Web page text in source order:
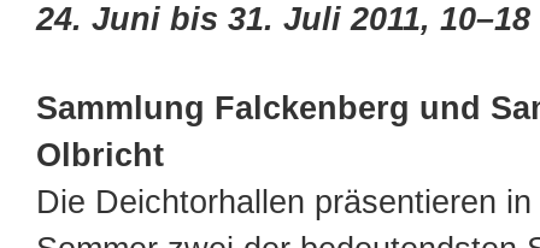
24. Juni bis 31. Juli 2011,
Sammlung Falckenberg und
Olbricht
Die Deichtorhallen präsentieren